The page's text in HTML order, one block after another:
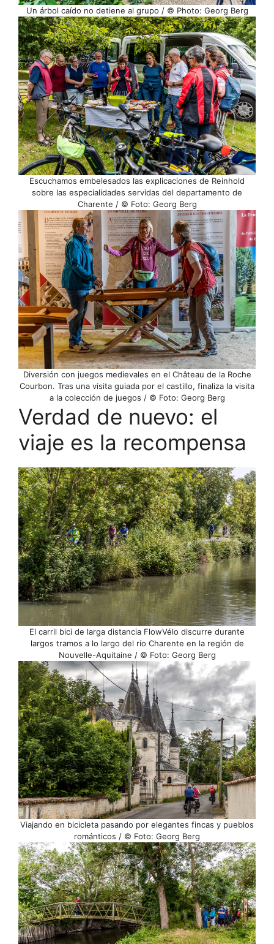
Un árbol caído no detiene al grupo / © Photo: Georg Berg
Escuchamos embelesados las explicaciones de Reinhold
sobre las especialidades servidas del departamento de
Charente / © Foto: Georg Berg
Diversión con juegos medievales en el Château de la Roche
Courbon. Tras una visita guiada por el castillo, finaliza la visita
a la colección de juegos / © Foto: Georg Berg
Verdad de nuevo: el
viaje es la recompensa
El carril bici de larga distancia FlowVélo discurre durante
largos tramos a lo largo del río Charente en la región de
Nouvelle-Aquitaine / © Foto: Georg Berg
Viajando en bicicleta pasando por elegantes fincas y pueblos
románticos / © Foto: Georg Berg